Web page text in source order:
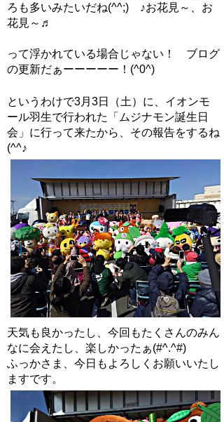
ろも多いみたいだね(^^;) ♪お花見～、お
花見～♬
って浮かれている場合じゃない！ ブログ
の更新だぁーーーーー！(^0^)
というわけで3月3日（土）に、イオンモ
ール羽生で行われた「ムジナモン誕生日
会」に行って来たから、その報告をするね
(^^♪
天気も良かったし、今回もたくさんのみん
なに会えたし、楽しかったぁ(#^.^#)
ふっかさま、今日もよろしくお願いいたし
ますです。